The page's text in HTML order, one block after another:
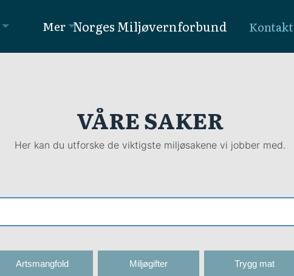
Mer Norges Miljøvernforbund Kontakt
VÅRE SAKER
Her kan du utforske de viktigste miljøsakene vi jobber med.
Artsmangfold Miljøgifter Trygg mat